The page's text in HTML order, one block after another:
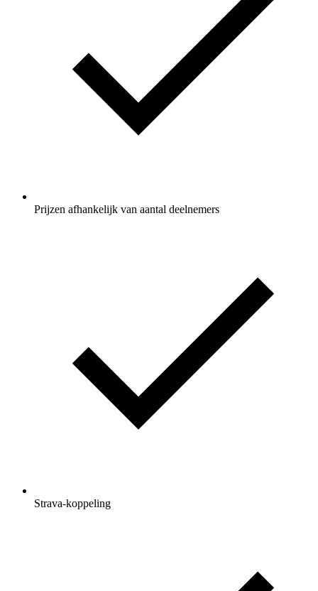
Prijzen afhankelijk van aantal deelnemers
Strava-koppeling